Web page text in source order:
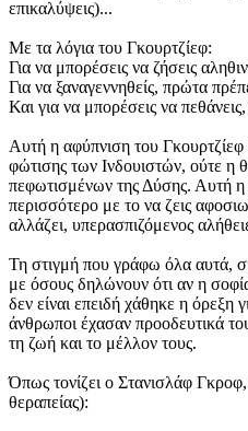
επικαλύψεις)...
Με τα λόγια του Γκουρτζίεφ:
Για να μπορέσεις να ζήσεις
Για να ξαναγεννηθείς, πρώτα
Και για να μπορέσεις να
Αυτή η αφύπνιση του Γκουρτζίεφ
φώτισης των Ινδουιστών, ούτε η
πεφωτισμένων της Δύσης. Αυτή η
περισσότερο με το να ζεις
αλλάζει, υπερασπιζόμενος
Τη στιγμή που γράφω όλα αυτά,
με όσους δηλώνουν ότι αν η
δεν είναι επειδή χάθηκε η όρεξη
άνθρωποι έχασαν προοδευτικά
τη ζωή και το μέλλον τους.
Όπως τονίζει ο Στανισλάφ
θεραπείας):